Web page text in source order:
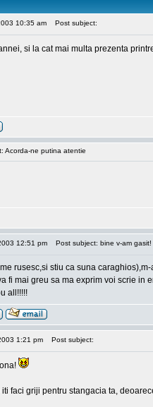
10:35 am Post subject:
si la cat mai multa prezenta
Acorda-ne putina atentie
12:51 pm Post subject: bine v-am gasit!
rusesc,si stiu ca suna
fi mai greu sa ma exprim voi scrie in
all!!!!!
1:21 pm Post subject:
faci griji pentru stangacia ta,